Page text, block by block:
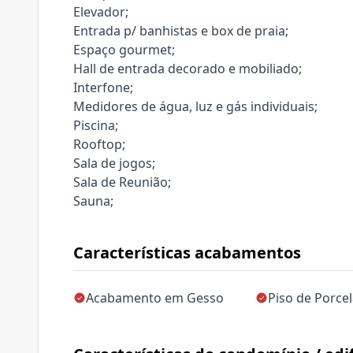
Características acabamentos
Acabamento em Gesso Piso de
Elevador;
Entrada p/ banhistas e box de praia;
Espaço gourmet;
Hall de entrada decorado e mobiliado;
Interfone;
Medidores de água, luz e gás individuais;
Piscina;
Rooftop;
Sala de jogos;
Sala de Reunião;
Sauna;